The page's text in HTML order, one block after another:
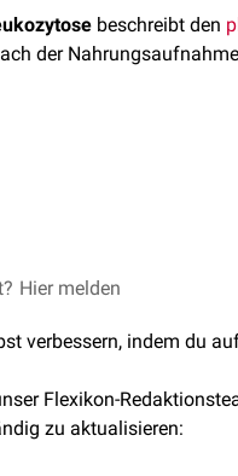
beschreibt den
der
leukocyte increase
Hier melden
verbessern, indem du
Flexikon-
zu aktualisieren: